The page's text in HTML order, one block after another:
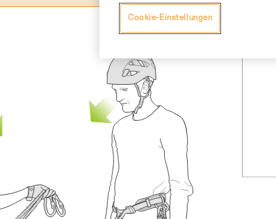
Cookie-Einstellungen